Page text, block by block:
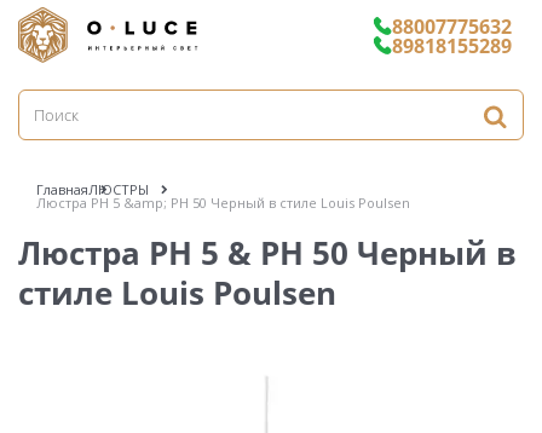
88007775632
89818155289
ГлавнаяЛЮСТРЫ
Люстра PH 5 &amp; PH 50 Черный в стиле Louis Poulsen
Люстра PH 5 & PH 50 Черный в
стиле Louis Poulsen